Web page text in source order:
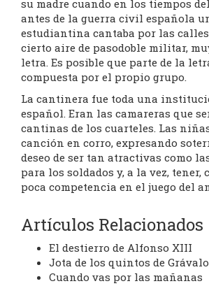
su madre cuando en los tiempos
antes de la guerra civil española
estudiantina cantaba por las
cierto aire de pasodoble militar,
letra. Es posible que parte de la
compuesta por el propio grupo.
La cantinera fue toda una
español. Eran las camareras que
cantinas de los cuarteles. Las
canción en corro, expresando
deseo de ser tan atractivas como
para los soldados y, a la vez, tener,
poca competencia en el juego del
Artículos Relacionados
El destierro de Alfonso XIII
Jota de los quintos de
Cuando vas por las mañanas